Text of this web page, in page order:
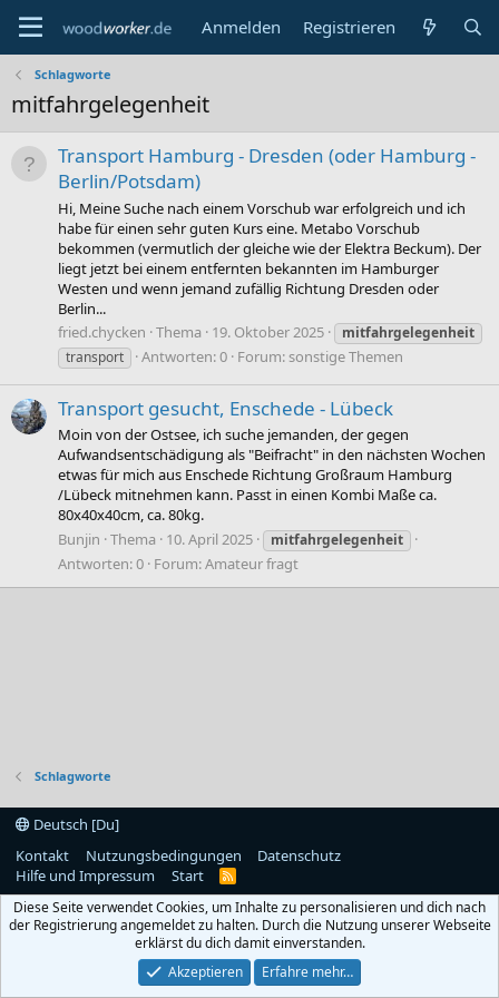
Anmelden Registrieren
Schlagworte
mitfahrgelegenheit
Transport Hamburg - Dresden (oder Hamburg -
Berlin/Potsdam)
Hi, Meine Suche nach einem Vorschub war erfolgreich und ich
habe für einen sehr guten Kurs eine. Metabo Vorschub
bekommen (vermutlich der gleiche wie der Elektra Beckum). Der
liegt jetzt bei einem entfernten bekannten im Hamburger
Westen und wenn jemand zufällig Richtung Dresden oder
Berlin...
fried.chycken Thema 19. Oktober 2025
mitfahrgelegenheit
transport
Antworten: 0 Forum:sonstige Themen
Transport gesucht, Enschede - Lübeck
Moin von der Ostsee, ich suche jemanden, der gegen
Aufwandsentschädigung als "Beifracht" in den nächsten Wochen
etwas für mich aus Enschede Richtung Großraum Hamburg
/Lübeck mitnehmen kann. Passt in einen Kombi Maße ca.
80x40x40cm, ca. 80kg.
Bunjin Thema 10. April 2025 mitfahrgelegenheit
Antworten: 0 Forum:Amateur fragt
Schlagworte
Deutsch [Du]
Kontakt
Nutzungsbedingungen
Datenschutz
Hilfe und Impressum
Start
R
S
Diese Seite verwendet Cookies, um Inhalte zu personalisieren und dich nach
der Registrierung angemeldet zu halten. Durch die Nutzung unserer Webseite
erklärst du dich damit einverstanden.
Akzeptieren
Erfahre mehr…